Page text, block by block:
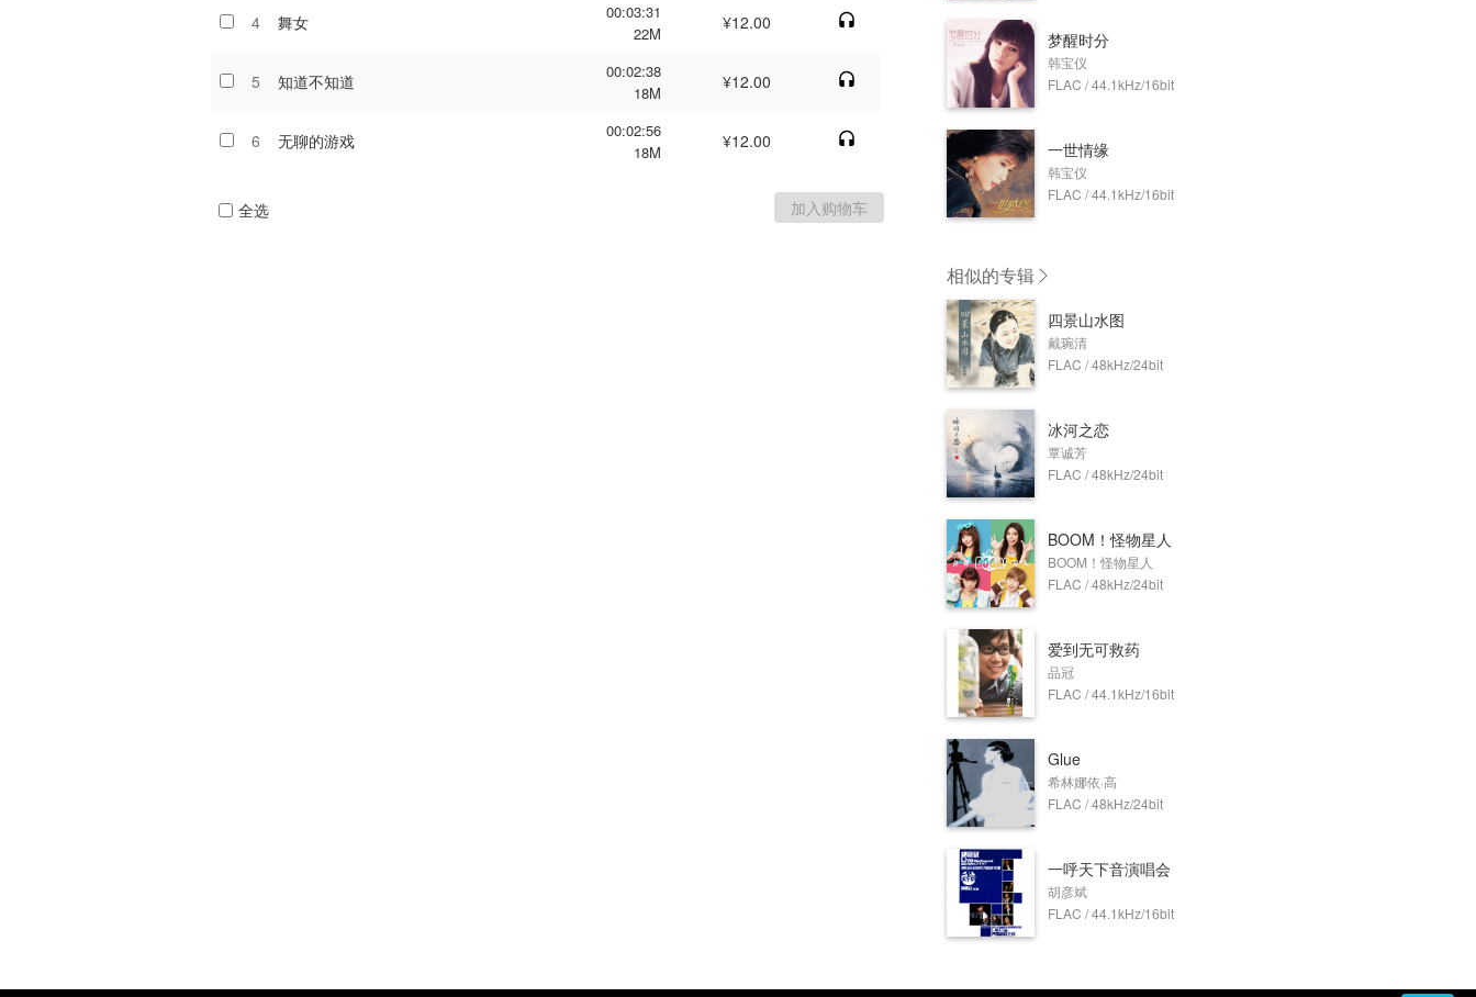
4 舞女
00:03:31
22M
¥12.00
5 知道不知道
00:02:38
18M
¥12.00
6 无聊的游戏
00:02:56
18M
¥12.00
全选
梦醒时分
韩宝仪
FLAC / 44.1kHz/16bit
一世情缘
韩宝仪
FLAC / 44.1kHz/16bit
相似的专辑
四景山水图
戴琬清
FLAC / 48kHz/24bit
冰河之恋
覃诚芳
FLAC / 48kHz/24bit
BOOM！怪物星人
BOOM！怪物星人
FLAC / 48kHz/24bit
爱到无可救药
品冠
FLAC / 44.1kHz/16bit
Glue
‌‌希林娜依·高‌‌
FLAC / 48kHz/24bit
一呼天下音演唱会
胡彦斌
FLAC / 44.1kHz/16bit